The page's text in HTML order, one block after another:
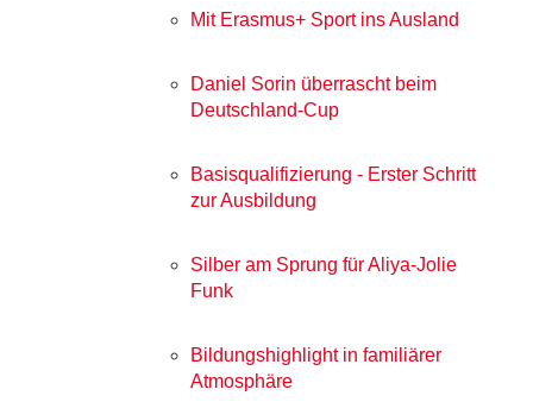
Mit Erasmus+ Sport ins Ausland
Daniel Sorin überrascht beim
Deutschland-Cup
Basisqualifizierung - Erster Schritt
zur Ausbildung
Silber am Sprung für Aliya-Jolie
Funk
Bildungshighlight in familiärer
Atmosphäre